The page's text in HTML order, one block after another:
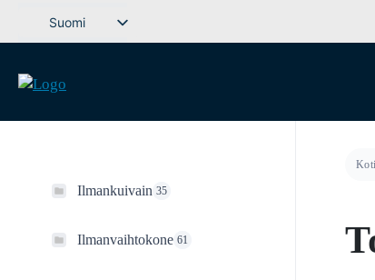
sisältöön
Suomi
English (UK)
Ilmankuivain 35
Ilmanvaihtokone 61
Koti